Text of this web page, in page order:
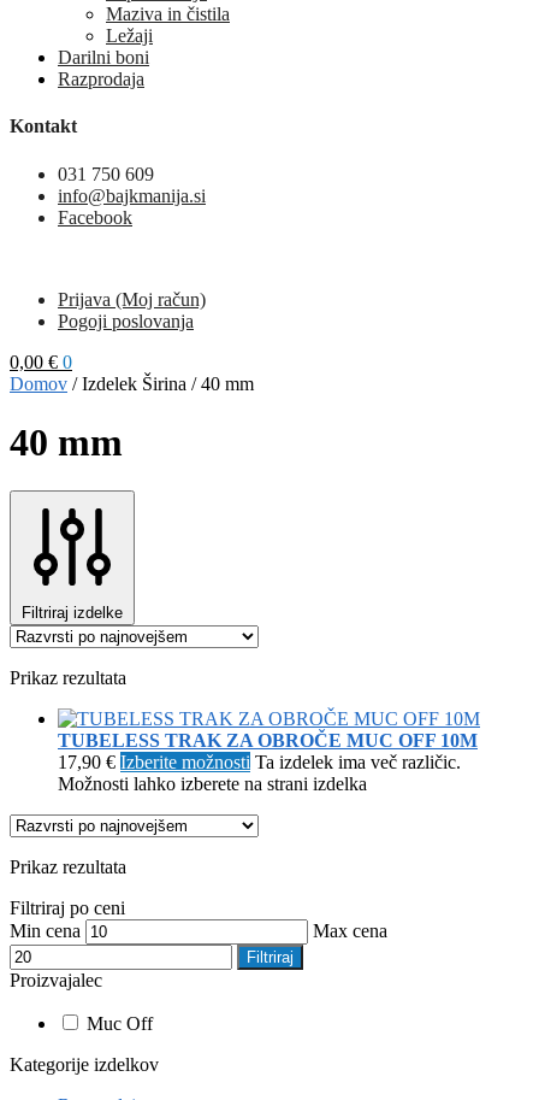
Maziva in čistila
Ležaji
Darilni boni
Razprodaja
Kontakt
031 750 609
info@bajkmanija.si
Facebook
Prijava (Moj račun)
Pogoji poslovanja
0,00 € 0
Domov /Izdelek Širina /40 mm
40 mm
Filtriraj izdelke
Prikaz rezultata
TUBELESS TRAK ZA OBROČE MUC OFF 10M
17,90 € Izberite možnosti Ta izdelek ima več različic.
Možnosti lahko izberete na strani izdelka
Prikaz rezultata
Filtriraj po ceni
Min cena
Max cena
Filtriraj
Proizvajalec
Muc Off
Kategorije izdelkov